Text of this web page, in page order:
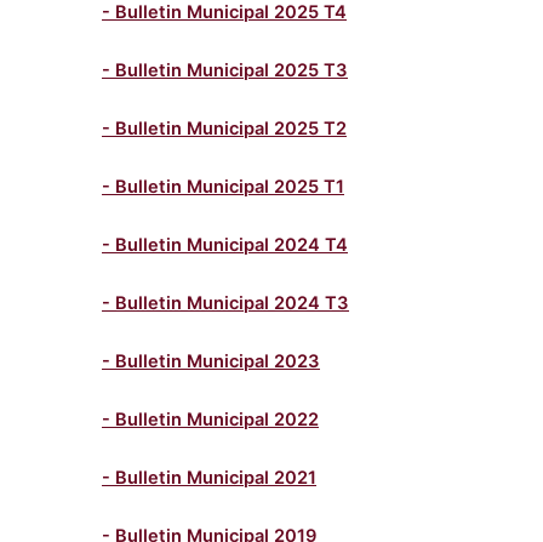
- Bulletin Municipal 2025 T4
- Bulletin Municipal 2025 T3
- Bulletin Municipal 2025 T2
- Bulletin Municipal 2025 T1
- Bulletin Municipal 2024 T4
- Bulletin Municipal 2024 T3
- Bulletin Municipal 2023
- Bulletin Municipal 2022
- Bulletin Municipal 2021
- Bulletin Municipal 2019